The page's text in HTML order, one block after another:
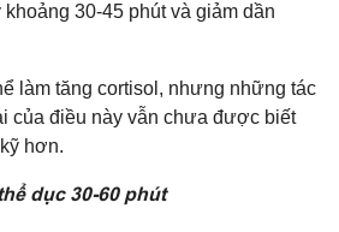
30-45 phút và giảm dần
làm tăng cortisol, nhưng những tác
của điều này vẫn chưa được biết
hơn.
dục 30-60 phút